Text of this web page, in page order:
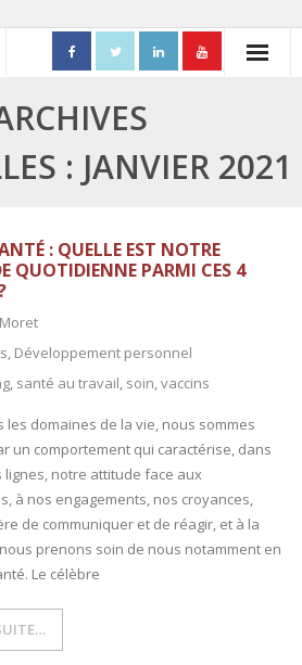
: JANVIER 2021
: QUELLE EST NOTRE
QUOTIDIENNE PARMI CES 4
, Développement personnel
, santé au travail, soin,vaccins
les domaines de la vie, nous sommes
un comportement qui caractérise, dans
lignes, notre attitude face aux
à nos engagements, nos croyances,
de communiquer et de réagir, et à la
prenons soin de nous notamment en
Le célèbre